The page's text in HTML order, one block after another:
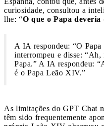
curiosidade, consultou a
lhe: “O que o Papa deveria
A IA respondeu: “O
interrompeu e disse: “Ah,
Papa.” A IA respondeu:
é o Papa Leão XIV.”
As limitações do GPT Chat
têm sido frequentemente